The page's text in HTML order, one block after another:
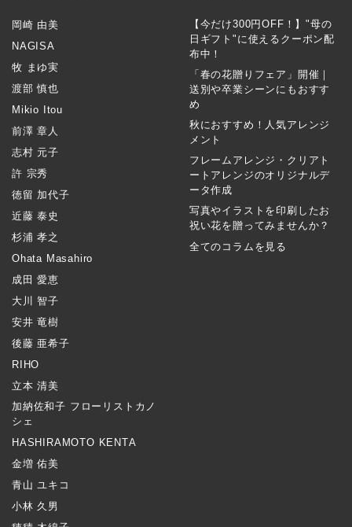
岡崎 由美
NAGISA
牧 まゆ実
渡部 慎也
Mikio Itou
前澤 章人
志村 元子
許 宗秀
徳留 加代子
近藤 泰史
杉浦 孝之
Ohata Masahiro
成田 愛恵
大川 智子
安井 竜樹
後藤 亜希子
RIHO
立本 清美
加納佐和子 フローリストカノ
シェ
HASHIRAMOTO KENTA
金増 佑美
青山 ユキコ
小林 久男
【今だけ300円OFF！】"母の
日ギフト"に使えるクーポン配
布中！
「春の花贈りフェア」開催｜
送別や卒業シーンにもおすす
め
秋におすすめ！人気アレンジ
メント
フレームアレンジ・クリアト
ートアレンジのオリジナルデ
ータ作成
写真やイラストを印刷したお
祝い花を贈ってみませんか？
全てのコラムを見る